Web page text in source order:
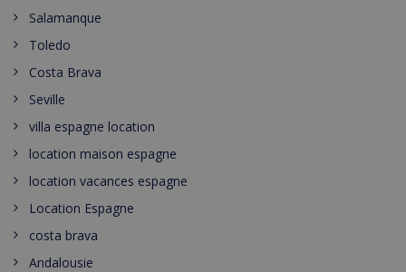
Salamanque
Toledo
Costa Brava
Seville
villa espagne location
location maison espagne
location vacances espagne
Location Espagne
costa brava
Andalousie